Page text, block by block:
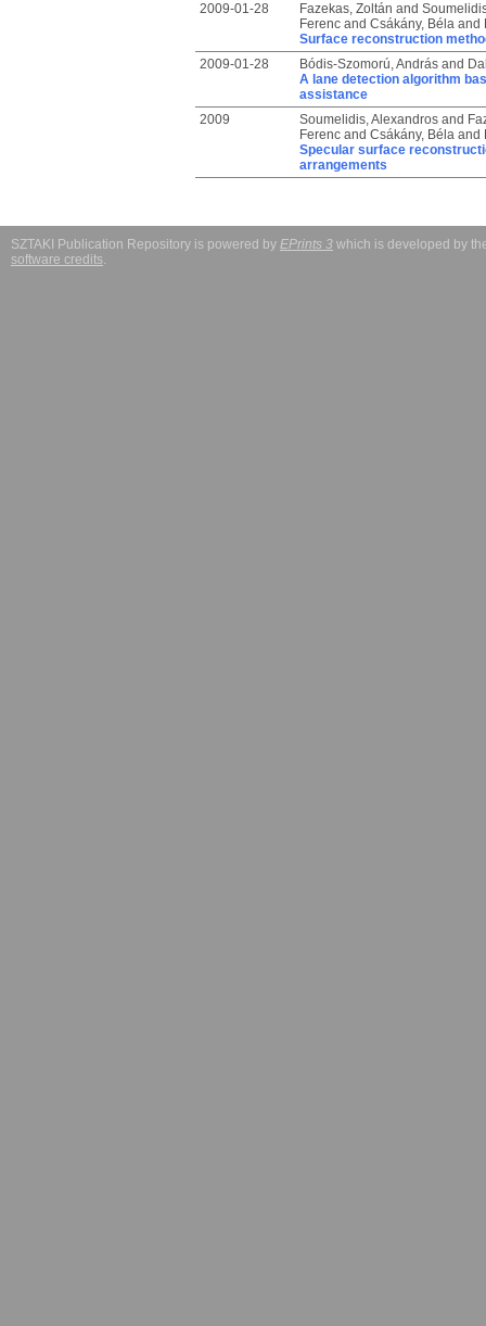
2009-01-28
Fazekas, Zoltán and
Ferencand Csákány, Bélaand
Surface reconstruction
2009-01-28
Bódis-Szomorú, Andrásand
A lane detection algorithm
assistance
2009
Soumelidis, Alexandrosand
Ferencand Csákány, Bélaand
Specular surface
arrangements
SZTAKI Publication Repository is powered by EPrints 3 which is developed by
software credits.